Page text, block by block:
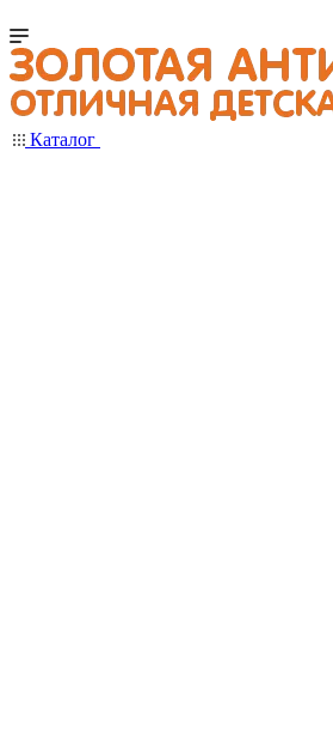
Каталог